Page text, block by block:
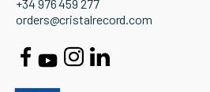
+34 976 459 277
orders@cristalrecord.com